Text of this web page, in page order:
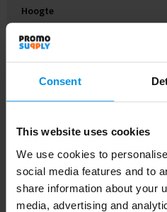
Consent
This website uses cookies
We use cookies to
social media features and to
share information about your
media, advertising and
Hoogte